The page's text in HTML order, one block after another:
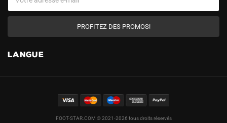
PROFITEZ DES PROMOS!
LANGUE
FOOT-STAR.COM © 2021-2026 tous droits réservés